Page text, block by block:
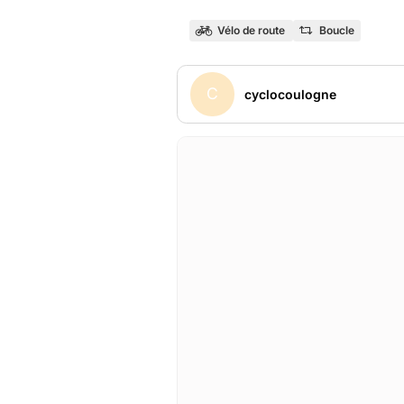
Vélo de route Boucle
C cyclocoulogne